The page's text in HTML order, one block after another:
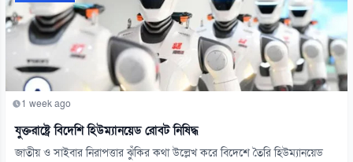
1 week ago
যুক্তরাষ্ট্রে বিদেশি হিউম্যানয়েড রোবট নিষিদ্ধ
জাতীয় ও সাইবার নিরাপত্তার ঝুঁকির কথা উল্লেখ করে বিদেশে তৈরি হিউম্যানয়েড